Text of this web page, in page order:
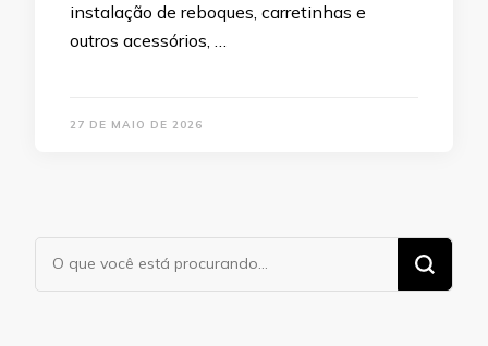
instalação de reboques, carretinhas e
outros acessórios, …
27 DE MAIO DE 2026
Procurando
algo?